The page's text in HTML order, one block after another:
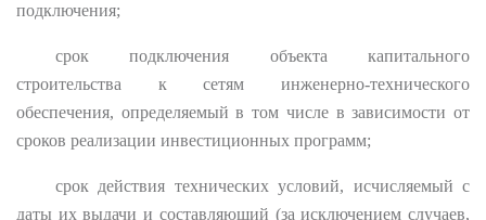
подключения;
срок подключения объекта капитального
строительства к сетям инженерно-технического
обеспечения, определяемый в том числе в зависимости от
сроков реализации инвестиционных программ;
срок действия технических условий, исчисляемый с
даты их выдачи и составляющий (за исключением случаев,